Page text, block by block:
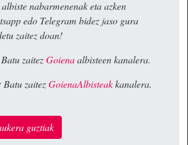
nabarmenenak eta azken
edo Telegram bidez jaso gura
zaitez doan!
Batu zaitezGoienaalbisteen kanalera.
Batu zaitezGoienaAlbisteakkanalera.
guztiak